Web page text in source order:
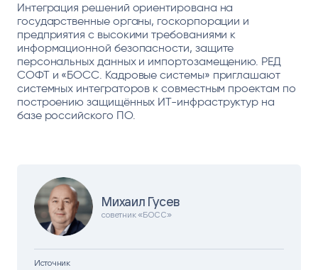
Михаил Гусев
советник «БОСС»
Источник
Интеграция решений ориентирована на
государственные органы, госкорпорации и
предприятия с высокими требованиями к
информационной безопасности, защите
персональных данных и импортозамещению. РЕД
СОФТ и «БОСС. Кадровые системы» приглашают
системных интеграторов к совместным проектам по
построению защищённых ИТ-инфраструктур на
базе российского ПО.